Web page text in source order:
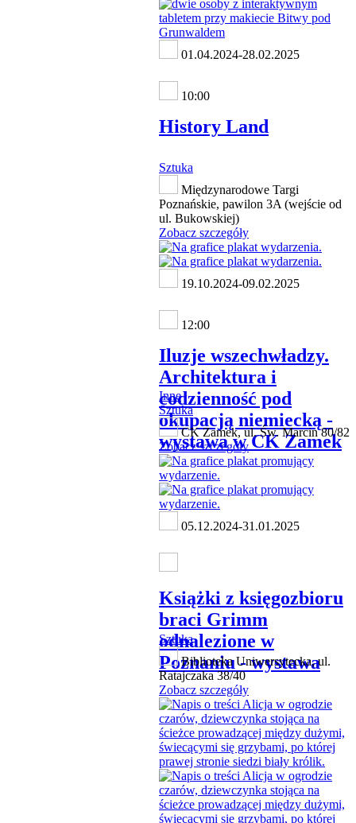
01.04.2024-28.02.2025
10:00
History Land
Sztuka
Międzynarodowe Targi
Poznańskie, pawilon 3A (wejście od
ul. Bukowskiej)
Zobacz szczegóły
19.10.2024-09.02.2025
12:00
Iluzje wszechwładzy.
Architektura i
codzienność pod
okupacją niemiecką -
wystawa w CK Zamek
Inne
Sztuka
CK Zamek, ul. Św. Marcin 80/82
Zobacz szczegóły
05.12.2024-31.01.2025
Książki z księgozbioru
braci Grimm
odnalezione w
Poznaniu - wystawa
Sztuka
Biblioteka Uniwersytecka, ul.
Ratajczaka 38/40
Zobacz szczegóły